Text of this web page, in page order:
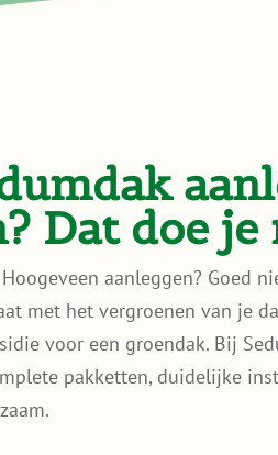
Dat doe
aanleggen? Goed
met het vergroenen van je
voor een groendak. Bij
pakketten, duidelijke